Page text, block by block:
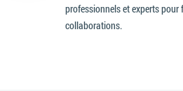
professionnels et experts pour
collaborations.